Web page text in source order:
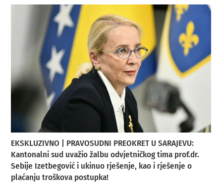
EKSKLUZIVNO | PRAVOSUDNI PREOKRET U SARAJEVU:
Kantonalni sud uvažio žalbu odvjetničkog tima prof.dr.
Sebije Izetbegović i ukinuo rješenje, kao i rješenje o
plaćanju troškova postupka!